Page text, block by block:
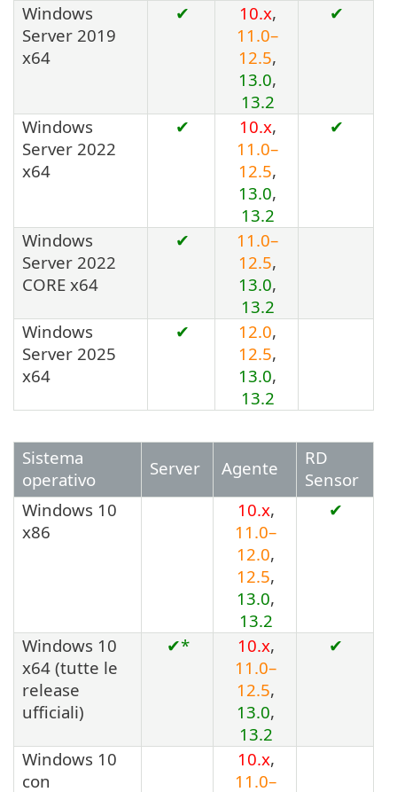
Windows
Server 2019
x64
✔ 10.x,
11.0–
12.5,
13.0,
13.2
✔
Windows
Server 2022
x64
✔ 10.x,
11.0–
12.5,
13.0,
13.2
✔
Windows
Server 2022
CORE x64
✔
11.0–
12.5,
13.0,
13.2
Windows
Server 2025
x64
✔ 12.0,
12.5,
13.0,
13.2
Sistema
operativo
Server Agente
RD
Sensor
Windows 10
x86
10.x,
11.0–
12.0,
12.5,
13.0,
13.2
✔
Windows 10
x64 (tutte le
release
ufficiali)
✔* 10.x,
11.0–
12.5,
13.0,
13.2
✔
Windows 10
con
10.x,
11.0–